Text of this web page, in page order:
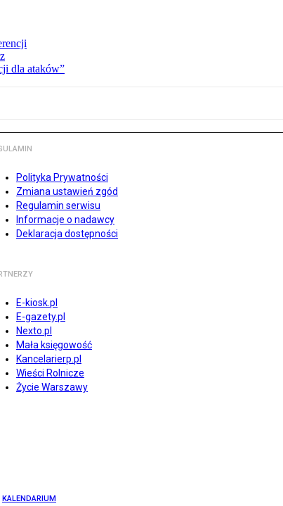
dla ataków”
Polityka Prywatności
Zmiana ustawień zgód
Regulamin serwisu
Informacje o nadawcy
Deklaracja dostępności
E-kiosk.pl
E-gazety.pl
Nexto.pl
Mała księgowość
Kancelarierp.pl
Wieści Rolnicze
Życie Warszawy
KALENDARIUM